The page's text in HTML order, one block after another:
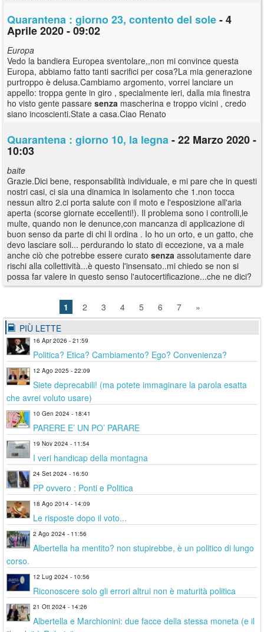
Quarantena : giorno 23, contento del sole- 4
Aprile 2020 - 09:02
Europa
Vedo la bandiera Europea sventolare,,non mi convince questa
Europa, abbiamo fatto tanti sacrifici per cosa?La mia generazione
purtroppo è delusa.Cambiamo argomento, vorrei lanciare un
appello: troppa gente in giro , specialmente ieri, dalla mia finestra
ho visto gente passare senza mascherina e troppo vicini , credo
siano incoscienti.State a casa.Ciao Renato
Quarantena : giorno 10, la legna- 22 Marzo 2020 -
10:03
baite
Grazie.Dici bene, responsabilità individuale, e mi pare che in questi
nostri casi, ci sia una dinamica in isolamento che 1.non tocca
nessun altro 2.ci porta salute con il moto e l'esposizione all'aria
aperta (scorse giornate eccellenti!). Il problema sono i controlli,le
multe, quando non le denunce,con mancanza di applicazione di
buon senso da parte di chi li ordina . Io ho un orto, e un gatto, che
devo lasciare soli... perdurando lo stato di eccezione, va a male
anche ciò che potrebbe essere curato senza assolutamente dare
rischi alla collettività...è questo l'insensato..mi chiedo se non si
possa far valere in questo senso l'autocertificazione...che ne dici?
1 2 3 4 5 6 7
»
PIÙ LETTE
16 Apr 2026 - 21:59
Politica? Etica? Cambiamento? Ego? Convenienza?
12 Ago 2025 - 22:09
Siete deprecabili! (ma potete immaginare la parola esatta
che avrei voluto usare)
10 Gen 2024 - 18:41
PARERE E’ UN PO’ PARARE
19 Nov 2024 - 11:54
I veri handicap della montagna
24 Set 2024 - 16:50
PP ovvero : Ponti e Politica
18 Ago 2014 - 14:09
Le risposte dopo il voto...
2 Ago 2024 - 11:56
Albertella ha mentito? non stupirebbe, è un politico di lungo
corso.
12 Lug 2024 - 10:56
Riconoscere solo gli errori altrui non è maturità politica
21 Ott 2024 - 14:26
Albertella e Marchionini: due facce della stessa moneta (e il